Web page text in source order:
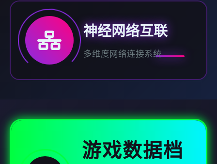
神经网络互联
多维度网络连接系统
游戏数据档